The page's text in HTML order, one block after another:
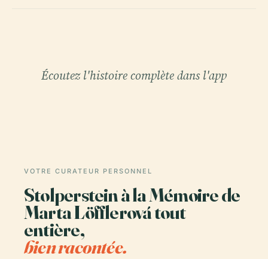
Écoutez l'histoire complète dans l'app
VOTRE CURATEUR PERSONNEL
Stolperstein à la Mémoire de
Marta Löfflerová tout
entière,
bien racontée.